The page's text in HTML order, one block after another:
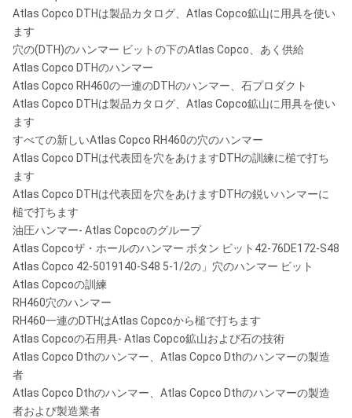
Atlas Copco DTHは製品カタログ、Atlas Copco鉱山に用具を使い
ます
穴の(DTH)のハンマー ビットの下のAtlas Copco、あく供給
Atlas Copco DTHのハンマー
Atlas Copco RH460の一連のDTHのハンマー、石プロダクト
Atlas Copco DTHは製品カタログ、Atlas Copco鉱山に用具を使い
ます
すべての新しいAtlas Copco RH460の穴のハンマー
Atlas Copco DTHは代表団を穴をあけますDTHの訓練に槌で打ち
ます
Atlas Copco DTHは代表団を穴をあけますDTHの鋭いハンマーに
槌で打ちます
油圧ハンマー- Atlas Copcoのグループ
Atlas Copcoザ・ホールのハンマー ボタン ビット42-76DE172-S48
Atlas Copco 42-5019140-S48 5-1/2の」穴のハンマー ビット
Atlas Copcoの訓練
RH460穴のハンマー
RH460一連のDTHはAtlas Copcoから槌で打ちます
Atlas Copcoの石用具- Atlas Copco鉱山および石の技術
Atlas Copco Dthのハンマー、Atlas Copco Dthのハンマーの製造
者
Atlas Copco Dthのハンマー、Atlas Copco Dthのハンマーの製造
者および製造業者